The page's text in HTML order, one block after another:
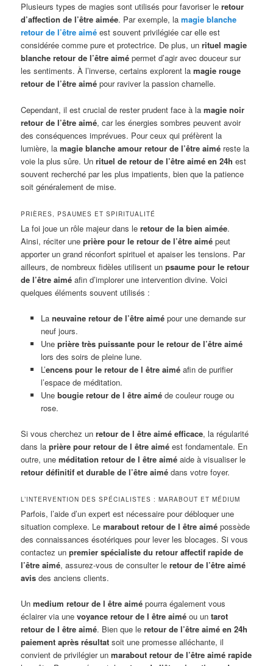
Plusieurs types de magies sont utilisés pour favoriser leretour
d’affection de l’être aimée. Par exemple, lamagie blanche
retour de l’être aimé est souvent privilégiée car elle est
considérée comme pure et protectrice. De plus, unrituel magie
blanche retour de l’être aimé permet d’agir avec douceur sur
les sentiments. À l’inverse, certains explorent lamagie rouge
retour de l’être aimé pour raviver la passion charnelle.
Cependant, il est crucial de rester prudent face à lamagie noir
retour de l’être aimé, car les énergies sombres peuvent avoir
des conséquences imprévues. Pour ceux qui préfèrent la
lumière, lamagie blanche amour retour de l’être aimé reste la
voie la plus sûre. Unrituel de retour de l’être aimé en 24h est
souvent recherché par les plus impatients, bien que la patience
soit généralement de mise.
PRIÈRES, PSAUMES ET SPIRITUALITÉ
La foi joue un rôle majeur dans leretour de la bien aimée.
Ainsi, réciter uneprière pour le retour de l’être aimé peut
apporter un grand réconfort spirituel et apaiser les tensions. Par
ailleurs, de nombreux fidèles utilisent unpsaume pour le retour
de l’être aimé afin d’implorer une intervention divine. Voici
quelques éléments souvent utilisés :
La neuvaine retour de l’être aimépour une demande sur
neuf jours.
Une prière très puissante pour le retour de l’être aimé
lors des soirs de pleine lune.
L’encens pour le retour de l être aiméafin de purifier
l’espace de méditation.
Une bougie retour de l être aiméde couleur rouge ou
rose.
Si vous cherchez unretour de l être aimé efficace, la régularité
dans laprière pour retour de l être aimé est fondamentale. En
outre, uneméditation retour de l être aimé aide à visualiser le
retour définitif et durable de l’être aimé dans votre foyer.
L’INTERVENTION DES SPÉCIALISTES : MARABOUT ET MÉDIUM
Parfois, l’aide d’un expert est nécessaire pour débloquer une
situation complexe. Lemarabout retour de l être aimé possède
des connaissances ésotériques pour lever les blocages. Si vous
contactez unpremier spécialiste du retour affectif rapide de
l’être aimé, assurez-vous de consulter leretour de l’être aimé
avis des anciens clients.
Unmedium retour de l être aimé pourra également vous
éclairer via unevoyance retour de l être aimé ou untarot
retour de l être aimé. Bien que leretour de l’être aimé en 24h
paiement après résultat soit une promesse alléchante, il
convient de privilégier unmarabout retour de l’être aimé rapide